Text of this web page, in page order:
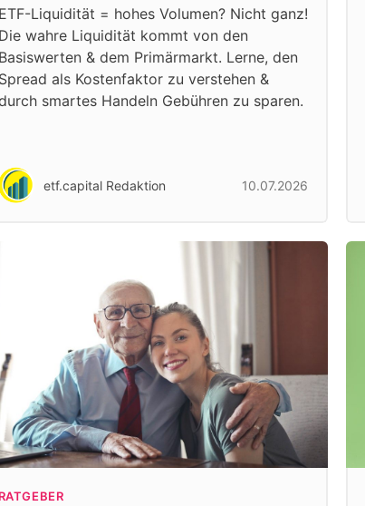
ETF-Liquidität = hohes Volumen? Nicht ganz!
Die wahre Liquidität kommt von den
Basiswerten & dem Primärmarkt. Lerne, den
Spread als Kostenfaktor zu verstehen &
smartes Handeln Gebühren zu sparen.
etf.capital Redaktion 10.07.2026
RATGEBER